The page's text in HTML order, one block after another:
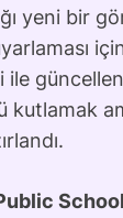
yeni bir
kutlamak